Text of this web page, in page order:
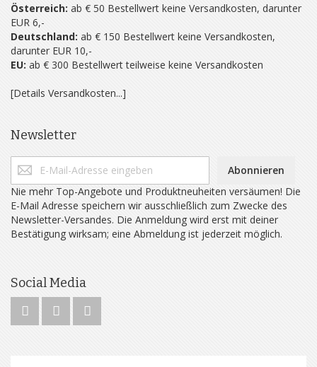
Österreich: ab € 50 Bestellwert keine Versandkosten, darunter
EUR 6,-
Deutschland: ab € 150 Bestellwert keine Versandkosten,
darunter EUR 10,-
EU: ab € 300 Bestellwert teilweise keine Versandkosten
[Details Versandkosten...]
Newsletter
Abonnieren
Nie mehr Top-Angebote und Produktneuheiten versäumen! Die
E-Mail Adresse speichern wir ausschließlich zum Zwecke des
Newsletter-Versandes. Die Anmeldung wird erst mit deiner
Bestätigung wirksam; eine Abmeldung ist jederzeit möglich.
Social Media